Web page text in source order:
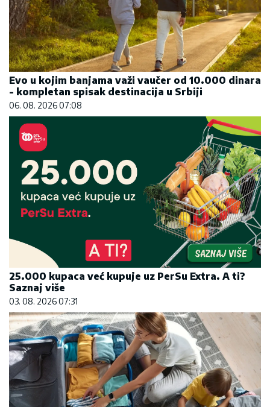
Evo u kojim banjama važi vaučer od 10.000 dinara
- kompletan spisak destinacija u Srbiji
06. 08. 2026 07:08
25.000 kupaca već kupuje uz PerSu Extra. A ti?
Saznaj više
03. 08. 2026 07:31